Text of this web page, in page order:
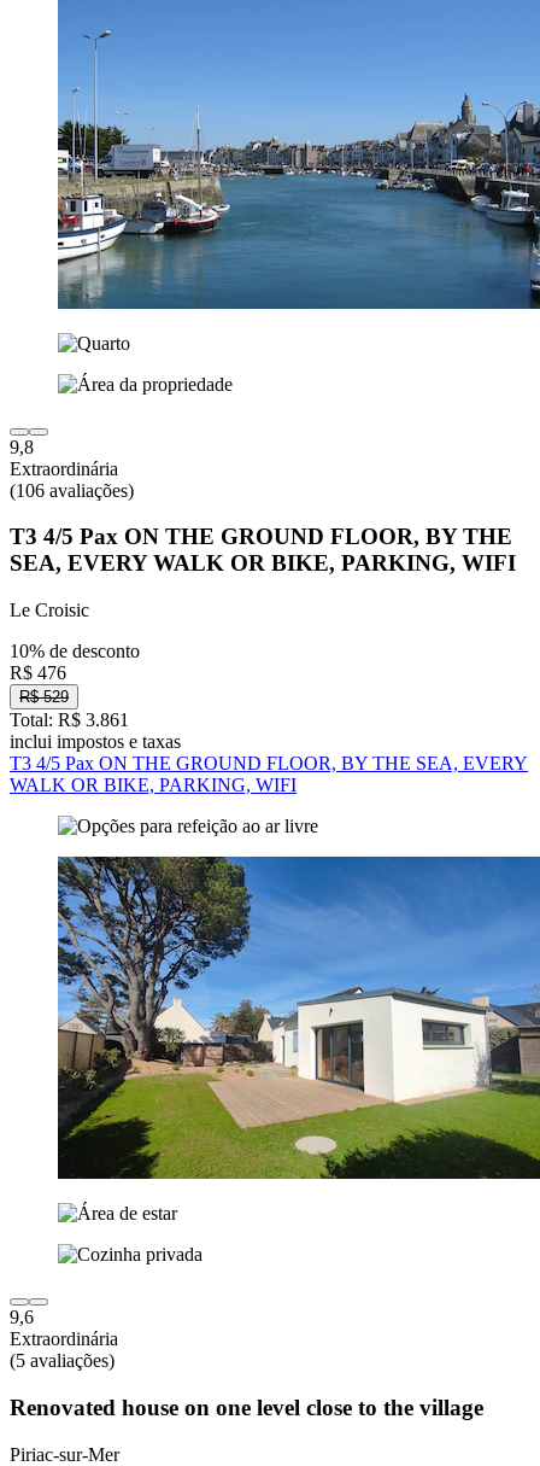
9,8
Extraordinária
(106 avaliações)
T3 4/5 Pax ON THE GROUND FLOOR, BY THE
SEA, EVERY WALK OR BIKE, PARKING, WIFI
Le Croisic
10% de desconto
R$ 476
R$ 529
Total: R$ 3.861
inclui impostos e taxas
T3 4/5 Pax ON THE GROUND FLOOR, BY THE SEA, EVERY
WALK OR BIKE, PARKING, WIFI
9,6
Extraordinária
(5 avaliações)
Renovated house on one level close to the village
Piriac-sur-Mer